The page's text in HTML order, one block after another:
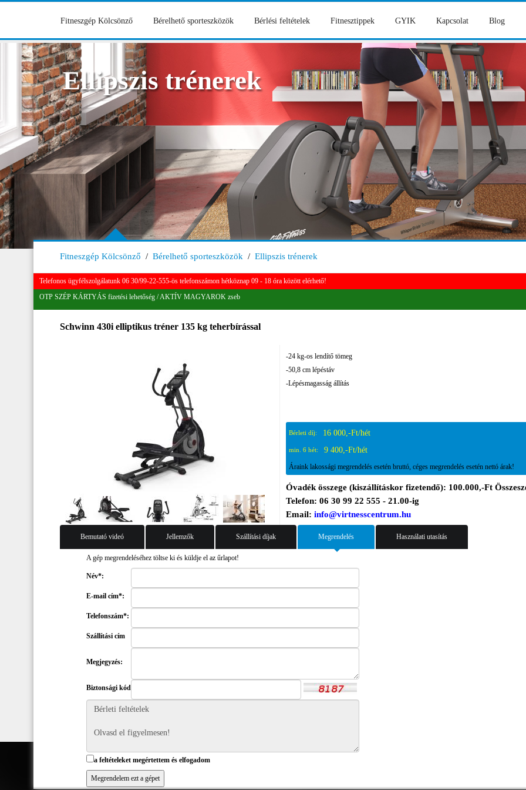
Fitneszgép Kölcsönző Bérelhető sporteszközök Bérlési feltételek Fitnesztippek GYIK Kapcsolat Blog
Ellipszis trénerek
Fitneszgép Kölcsönző / Bérelhető sporteszközök / Ellipszis trénerek
Telefonos ügyfélszolgálatunk 06 30/99-22-555-ös telefonszámon hétköznap 09 - 18 óra között elérhető!
OTP SZÉP KÁRTYÁS fizetési lehetőség / AKTÍV MAGYAROK zseb
Schwinn 430i elliptikus tréner 135 kg teherbírással
-24 kg-os lendítő tömeg
-50,8 cm lépéstáv
-Lépésmagasság állítás
Bérleti díj: 16 000,-Ft/hét
min. 6 hét: 9 400,-Ft/hét
Áraink lakossági megrendelés esetén bruttó, céges megrendelés esetén nettó árak!
Óvadék összege (kiszállításkor fizetendő): 100.000,-Ft
Telefon: 06 30 99 22 555 - 21.00-ig
Email: info@virtnesscentrum.hu
Bemutató videó Jellemzők Szállítási díjak Megrendelés Használati utasítás
A gép megrendeléséhez töltse ki és küldje el az űrlapot!
Név*:
E-mail cím*:
Telefonszám*:
Szállítási cím
Megjegyzés:
Biztonsági kód
a feltételeket megértettem és elfogadom